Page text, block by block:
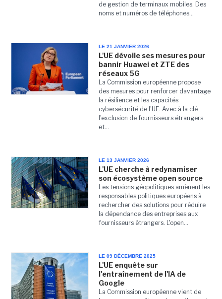
de gestion de terminaux mobiles. Des
noms et numéros de téléphones...
LE 21 JANVIER 2026
L'UE dévoile ses mesures pour
bannir Huawei et ZTE des
réseaux 5G
La Commission européenne propose
des mesures pour renforcer davantage
la résilience et les capacités
cybersécurité de l'UE. Avec à la clé
l'exclusion de fournisseurs étrangers
et...
LE 13 JANVIER 2026
L'UE cherche à redynamiser
son écosystème open source
Les tensions géopolitiques amènent les
responsables politiques européens à
rechercher des solutions pour réduire
la dépendance des entreprises aux
fournisseurs étrangers. L'open...
LE 09 DÉCEMBRE 2025
L'UE enquête sur
l'entraînement de l'IA de
Google
La Commission européenne vient de